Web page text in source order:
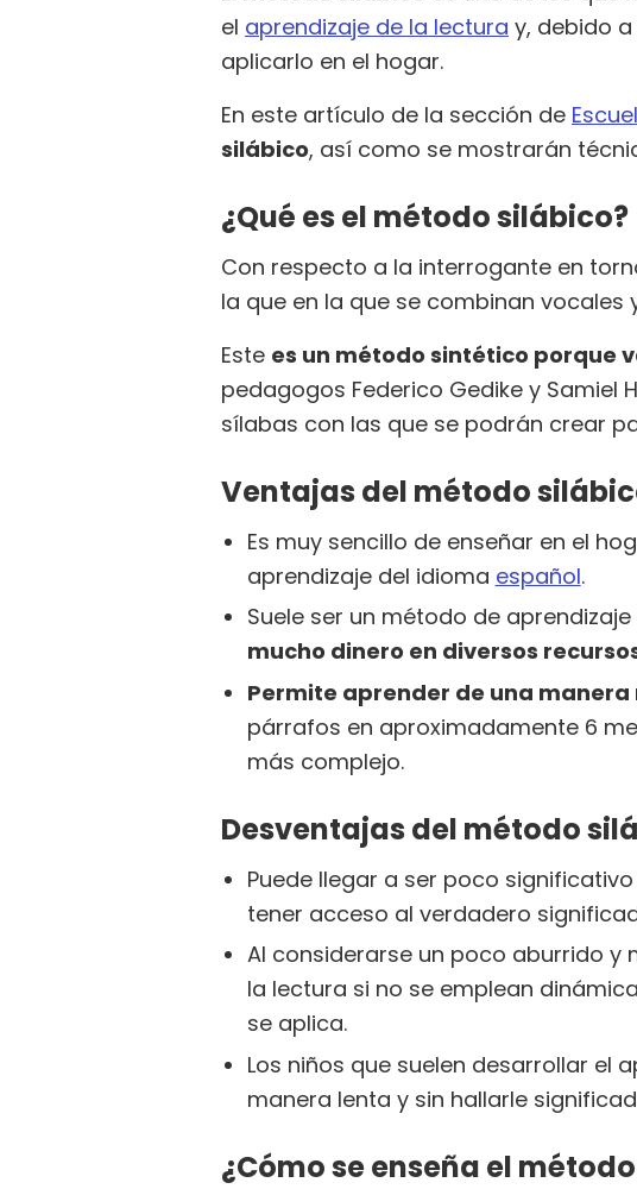
el aprendizaje de la lectura y, debido
aplicarlo en el hogar.
En este artículo de la sección de
silábico, así como se mostrarán
¿Qué es el método silábico?
Con respecto a la interrogante en
la que en la que se combinan vocales
Este es un método sintético porque
pedagogos Federico Gedike y Samiel
sílabas con las que se podrán crear
Ventajas del método
Es muy sencillo de enseñar en el
aprendizaje del idioma español.
Suele ser un método de
mucho dinero en diversos
Permite aprender de una
párrafos en aproximadamente 6
más complejo.
Desventajas del método
Puede llegar a ser poco
tener acceso al verdadero
Al considerarse un poco aburrido y
la lectura si no se emplean
se aplica.
Los niños que suelen desarrollar el
manera lenta y sin hallarle
¿Cómo se enseña el